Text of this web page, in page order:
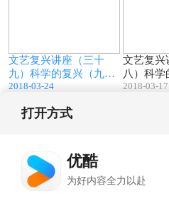
文艺复兴讲座（三十
九）科学的复兴（九）
牛顿
2018-03-24
文艺复兴
八）科学
哈维、波
2018-03-17
打开方式
优酷
为好内容全力以赴